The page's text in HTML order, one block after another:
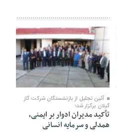
۲۸ دی ۱۴۰۴
آئین تجلیل از بازنشستگان شرکت گاز
گیلان برگزار شد؛
تأکید مدیران ادوار بر ایمنی،
همدلی و سرمایه انسانی